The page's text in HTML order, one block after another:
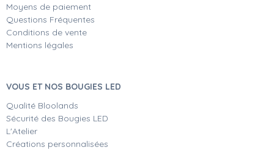
Moyens de paiement
Questions Fréquentes
Conditions de vente
Mentions légales
VOUS ET NOS BOUGIES LED
Qualité Bloolands
Sécurité des Bougies LED
L'Atelier
Créations personnalisées